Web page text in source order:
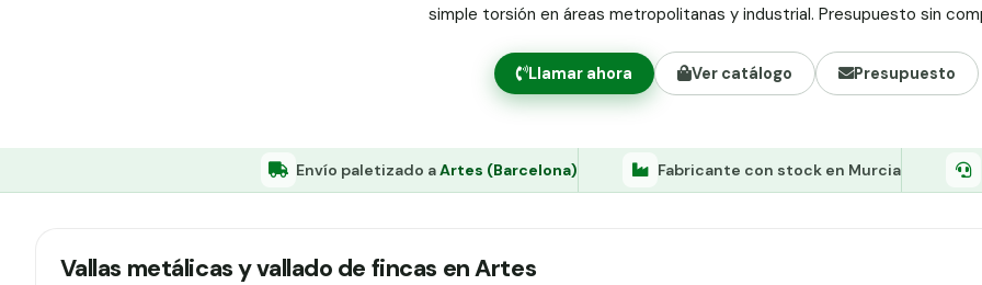
simple torsión en áreas metropolitanas y industrial. Presupuesto sin
Llamar ahora Ver catálogo Presupuesto
Envío paletizado aArtes (Barcelona) Fabricante con stock en Murcia
Vallas metálicas y vallado de fincas en Artes